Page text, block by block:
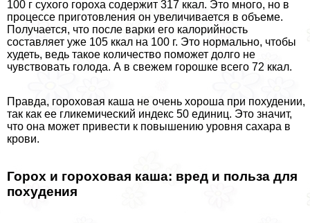
100 г сухого гороха содержит 317 ккал. Это много, но в
процессе приготовления он увеличивается в объеме.
Получается, что после варки его калорийность
составляет уже 105 ккал на 100 г. Это нормально, чтобы
худеть, ведь такое количество поможет долго не
чувствовать голода. А в свежем горошке всего 72 ккал.
Правда, гороховая каша не очень хороша при похудении,
так как ее гликемический индекс 50 единиц. Это значит,
что она может привести к повышению уровня сахара в
крови.
Горох и гороховая каша: вред и польза для
похудения